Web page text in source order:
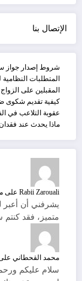
الإتصال بنا
شروط إصدار جواز
المتطلبات
المقبلين على الزواج
كيفية تقديم شكوى
عقوبة التلاعب في
ماذا يحدث عند
Rabii Zarouali على
يشرفني أن
متميز، فقد كنتم
محمد القحطاني
سلام عليكم